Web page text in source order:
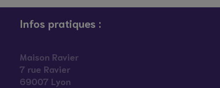
Infos pratiques :
Maison Ravier
7 rue Ravier
69007 Lyon